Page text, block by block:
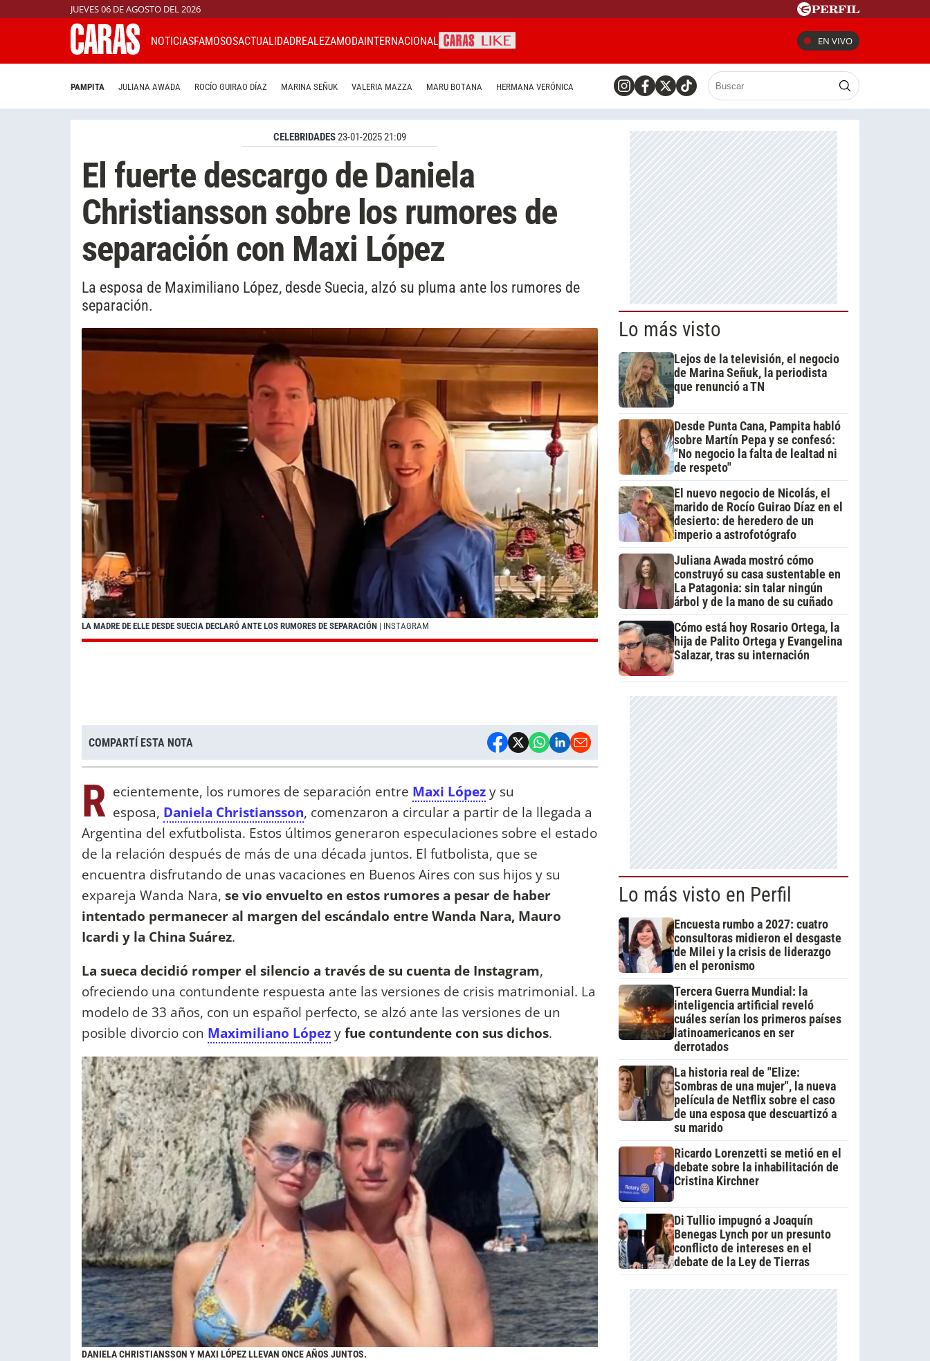
JUEVES 06 DE AGOSTO DEL 2026
NOTICIASFAMOSOSACTUALIDADREALEZAMODAINTERNACIONAL EN VIVO
PAMPITA JULIANA AWADA ROCÍO GUIRAO DÍAZ MARINA SEÑUK VALERIA MAZZA MARU BOTANA HERMANA VERÓNICA
CELEBRIDADES23-01-2025 21:09
El fuerte descargo de Daniela
Christiansson sobre los rumores de
separación con Maxi López
La esposa de Maximiliano López, desde Suecia, alzó su pluma ante los rumores de
separación.
LA MADRE DE ELLE DESDE SUECIA DECLARÓ ANTE LOS RUMORES DE SEPARACIÓN | INSTAGRAM
COMPARTÍ ESTA NOTA
R ecientemente, los rumores de separación entre Maxi Lópezy su
esposa, Daniela Christiansson, comenzaron a circular a partir de la llegada a
Argentina del exfutbolista. Estos últimos generaron especulaciones sobre el estado
de la relación después de más de una década juntos. El futbolista, que se
encuentra disfrutando de unas vacaciones en Buenos Aires con sus hijos y su
expareja Wanda Nara, se vio envuelto en estos rumores a pesar de haber
intentado permanecer al margen del escándalo entre Wanda Nara, Mauro
Icardi y la China Suárez.
La sueca decidió romper el silencio a través de su cuenta de Instagram,
ofreciendo una contundente respuesta ante las versiones de crisis matrimonial. La
modelo de 33 años, con un español perfecto, se alzó ante las versiones de un
posible divorcio con Maximiliano Lópezyfue contundente con sus dichos.
DANIELA CHRISTIANSSON Y MAXI LÓPEZ LLEVAN ONCE AÑOS JUNTOS.
Lo más visto
Lejos de la televisión, el negocio
de Marina Señuk, la periodista
que renunció a TN
Desde Punta Cana, Pampita habló
sobre Martín Pepa y se confesó:
"No negocio la falta de lealtad ni
de respeto"
El nuevo negocio de Nicolás, el
marido de Rocío Guirao Díaz en el
desierto: de heredero de un
imperio a astrofotógrafo
Juliana Awada mostró cómo
construyó su casa sustentable en
La Patagonia: sin talar ningún
árbol y de la mano de su cuñado
Cómo está hoy Rosario Ortega, la
hija de Palito Ortega y Evangelina
Salazar, tras su internación
Lo más visto en Perfil
Encuesta rumbo a 2027: cuatro
consultoras midieron el desgaste
de Milei y la crisis de liderazgo
en el peronismo
Tercera Guerra Mundial: la
inteligencia artificial reveló
cuáles serían los primeros países
latinoamericanos en ser
derrotados
La historia real de "Elize:
Sombras de una mujer", la nueva
película de Netflix sobre el caso
de una esposa que descuartizó a
su marido
Ricardo Lorenzetti se metió en el
debate sobre la inhabilitación de
Cristina Kirchner
Di Tullio impugnó a Joaquín
Benegas Lynch por un presunto
conflicto de intereses en el
debate de la Ley de Tierras